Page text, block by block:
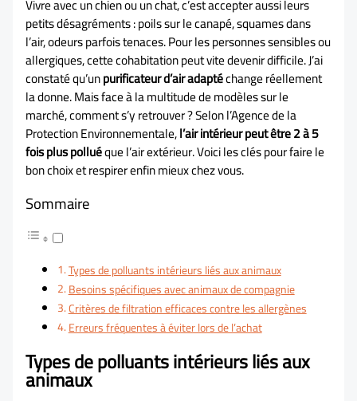
Vivre avec un chien ou un chat, c’est accepter aussi leurs
petits désagréments : poils sur le canapé, squames dans
l’air, odeurs parfois tenaces. Pour les personnes sensibles ou
allergiques, cette cohabitation peut vite devenir difficile. J’ai
constaté qu’unpurificateur d’air adaptéchange réellement
la donne. Mais face à la multitude de modèles sur le
marché, comment s’y retrouver ? Selon l’Agence de la
Protection Environnementale,l’air intérieur peut être 2 à 5
fois plus polluéque l’air extérieur. Voici les clés pour faire le
bon choix et respirer enfin mieux chez vous.
Sommaire
Types de polluants intérieurs liés aux animaux
Besoins spécifiques avec animaux de compagnie
Critères de filtration efficaces contre les allergènes
Erreurs fréquentes à éviter lors de l’achat
Types de polluants intérieurs liés aux
animaux